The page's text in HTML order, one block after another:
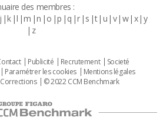
des membres :
j k l m n o p q r s t u v w x y
z
Publicité Recrutement
Societé
Paramétrer les cookies
Mentions légales
Corrections © 2022 CCM Benchmark